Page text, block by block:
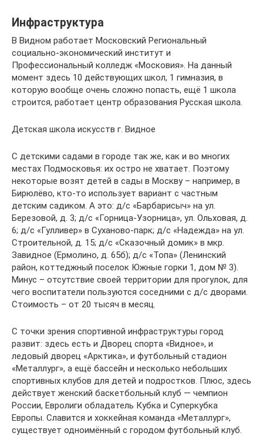
Инфраструктура
В Видном работает Московский Региональный
социально-экономический институт и
Профессиональный колледж «Московия». На данный
момент здесь 10 действующих школ, 1 гимназия, в
которую вообще очень сложно попасть, ещё 1 школа
строится, работает центр образования Русская школа.
Детская школа искусств г. Видное
С детскими садами в городе так же, как и во многих
местах Подмосковья: их остро не хватает. Поэтому
некоторые возят детей в сады в Москву – например, в
Бирюлёво, кто-то использует вариант с частным
детским садиком. А это: д/с «Барбарисыч» на ул.
Березовой, д. 3; д/c «Горница-Узорница», ул. Ольховая, д.
6; д/с «Гулливер» в Суханово-парк; д/c «Надежда» на ул.
Строительной, д. 15; д/c «Сказочный домик» в мкр.
Завидное (Ермолино, д. 65б); д/c «Топа» (Ленинский
район, коттеджный поселок Южные горки 1, дом № 3).
Минус – отсутствие своей территории для прогулок, для
чего воспитатели пользуются соседними с д/с дворами.
Стоимость – от 20 тысяч в месяц.
С точки зрения спортивной инфраструктуры город
развит: здесь есть и Дворец спорта «Видное», и
ледовый дворец «Арктика», и футбольный стадион
«Металлург», а ещё бассейн и несколько небольших
спортивных клубов для детей и подростков. Плюс, здесь
действует женский баскетбольный клуб — чемпион
России, Евролиги обладатель Кубка и Суперкубка
Европы. Славится и хоккейная команда «Металлург»,
существует одноимённый с городом футбольный клуб.